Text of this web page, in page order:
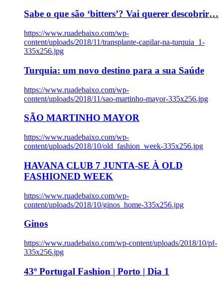
Sabe o que são ‘bitters’? Vai querer descobrir…
https://www.ruadebaixo.com/wp-
content/uploads/2018/11/transplante-capilar-na-turquia_1-
335x256.jpg
Turquia: um novo destino para a sua Saúde
https://www.ruadebaixo.com/wp-
content/uploads/2018/11/sao-martinho-mayor-335x256.jpg
SÃO MARTINHO MAYOR
https://www.ruadebaixo.com/wp-
content/uploads/2018/10/old_fashion_week-335x256.jpg
HAVANA CLUB 7 JUNTA-SE À OLD
FASHIONED WEEK
https://www.ruadebaixo.com/wp-
content/uploads/2018/10/ginos_home-335x256.jpg
Ginos
https://www.ruadebaixo.com/wp-content/uploads/2018/10/pf-
335x256.jpg
43º Portugal Fashion | Porto | Dia 1